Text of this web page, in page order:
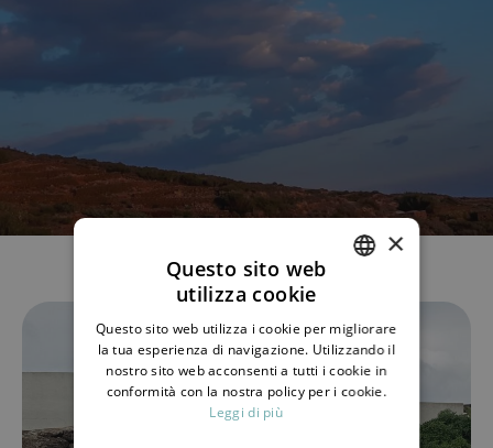
ENGLISH
×
Questo sito web
utilizza cookie
Questo sito web utilizza i cookie per migliorare
la tua esperienza di navigazione. Utilizzando il
nostro sito web acconsenti a tutti i cookie in
conformità con la nostra policy per i cookie.
Leggi di più